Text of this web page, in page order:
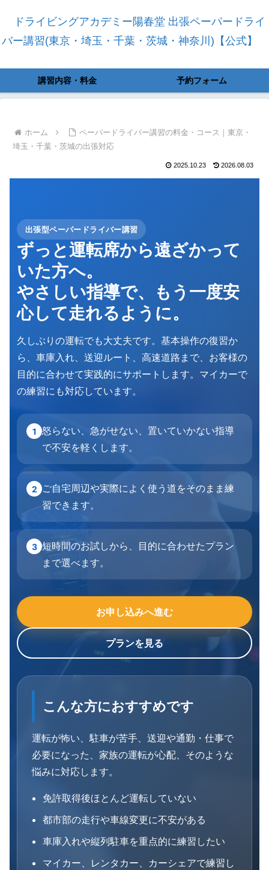
ドライビングアカデミー陽春堂 出張ペーパードライ
バー講習(東京・埼玉・千葉・茨城・神奈川)【公式】
講習内容・料金 予約フォーム
ホーム
ペーパードライバー講習の料金・コース｜東京・
埼玉・千葉・茨城の出張対応
2025.10.23 2026.08.03
出張型ペーパードライバー講習
ずっと運転席から遠ざかって
いた方へ。
やさしい指導で、もう一度安
心して走れるように。
久しぶりの運転でも大丈夫です。基本操作の復習か
ら、車庫入れ、送迎ルート、高速道路まで、お客様の
目的に合わせて実践的にサポートします。マイカーで
の練習にも対応しています。
1 怒らない、急がせない、置いていかない指導
で不安を軽くします。
2
ご自宅周辺や実際によく使う道をそのまま練
習できます。
3 短時間のお試しから、目的に合わせたプラン
まで選べます。
お申し込みへ進む
プランを見る
こんな方におすすめです
運転が怖い、駐車が苦手、送迎や通勤・仕事で
必要になった、家族の運転が心配、そのような
悩みに対応します。
免許取得後ほとんど運転していない
都市部の走行や車線変更に不安がある
車庫入れや縦列駐車を重点的に練習したい
マイカー、レンタカー、カーシェアで練習し